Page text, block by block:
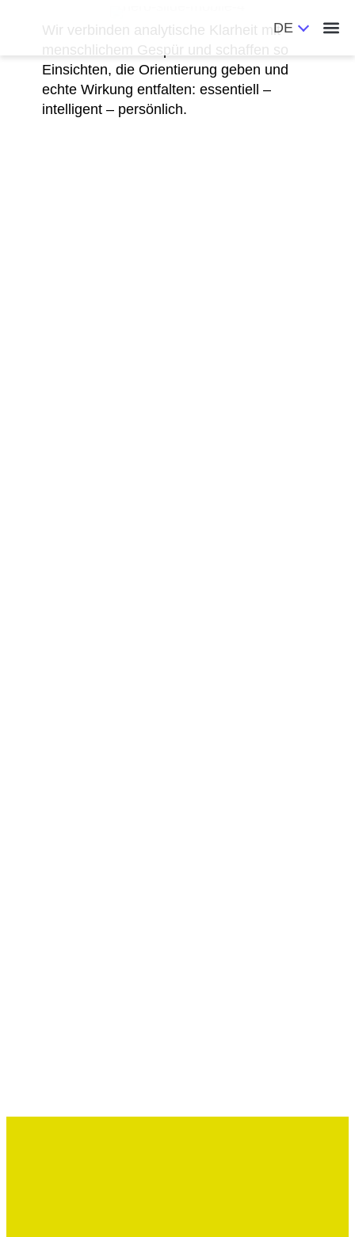
DE
Wir verbinden analytische Klarheit mit
menschlichem Gespür und schaffen so
Einsichten, die Orientierung geben und
echte Wirkung entfalten: essentiell –
intelligent – persönlich.